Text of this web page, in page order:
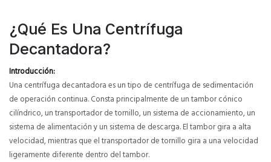
¿Qué Es Una Centrífuga
Decantadora?
Introducción:
Una centrífuga decantadora es un tipo de centrífuga de sedimentación
de operación continua. Consta principalmente de un tambor cónico
cilíndrico, un transportador de tornillo, un sistema de accionamiento, un
sistema de alimentación y un sistema de descarga. El tambor gira a alta
velocidad, mientras que el transportador de tornillo gira a una velocidad
ligeramente diferente dentro del tambor.